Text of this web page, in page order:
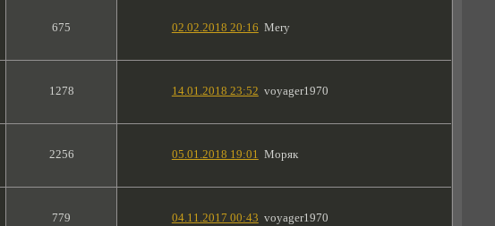
675 02.02.2018 20:16 Mery
1278 14.01.2018 23:52 voyager1970
2256 05.01.2018 19:01 Моряк
779 04.11.2017 00:43 voyager1970